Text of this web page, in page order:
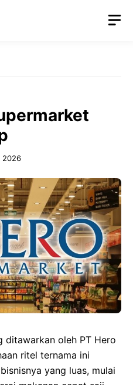
2026
ditawarkan oleh PT Hero
ritel ternama ini
yang luas, mulai